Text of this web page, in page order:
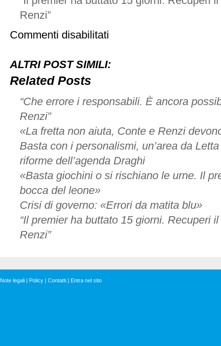
Renzi”
Commenti disabilitati
passato
Pd,
non
supera
una
lite
con
Iv»
ALTRI POST SIMILI:
Related Posts
“Che errore i responsabili. È ancora
Renzi”
«La fretta non aiuta, Conte e Renzi
Basta con i personalismi, un’area da
riforme dell’agenda Draghi
«Basta giochini o si rischiano le urne. Il
bocca del leone»
Crisi di governo: «Errori da matita blu»
“Il premier ha buttato 15 giorni. Recuperi
Renzi”
Note legali | Policy | Contatti | Entra nel sito